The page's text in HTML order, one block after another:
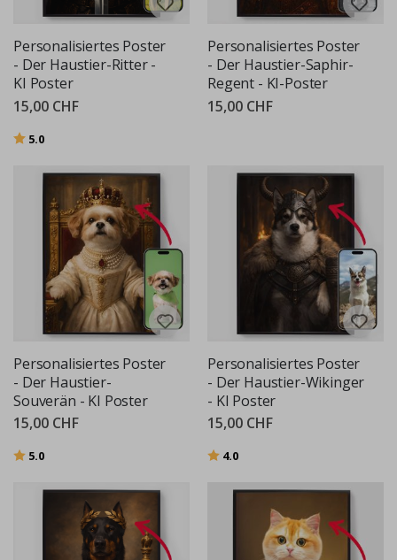
Personalisiertes Poster
- Der Haustier-Ritter -
KI Poster
15,00 CHF
Bewertung:
5.0
Personalisiertes Poster
- Der Haustier-Saphir-
Regent - KI-Poster
15,00 CHF
Personalisiertes Poster
- Der Haustier-
Souverän - KI Poster
15,00 CHF
Bewertung:
5.0
Personalisiertes Poster
- Der Haustier-Wikinger
- KI Poster
15,00 CHF
Bewertung:
4.0